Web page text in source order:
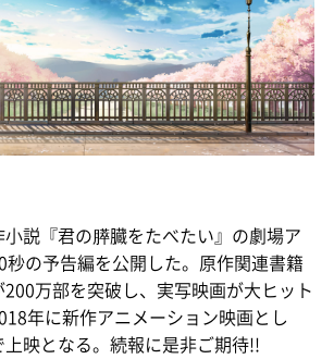
小説『君の膵臓をたべたい』の劇場ア
秒の予告編を公開した。原作関連書籍
万部を突破し、実写映画が大ヒット
年に新作アニメーション映画とし
映となる。続報に是非ご期待!!